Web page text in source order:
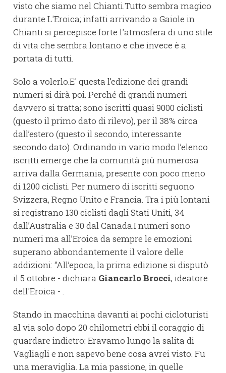
visto che siamo nel Chianti.Tutto sembra magico
durante L'Eroica; infatti arrivando a Gaiole in
Chianti si percepisce forte l'atmosfera di uno stile
di vita che sembra lontano e che invece è a
portata di tutti.
Solo a volerlo.E' questa l’edizione dei grandi
numeri si dirà poi. Perché di grandi numeri
davvero si tratta; sono iscritti quasi 9000 ciclisti
(questo il primo dato di rilevo), per il 38% circa
dall’estero (questo il secondo, interessante
secondo dato). Ordinando in vario modo l’elenco
iscritti emerge che la comunità più numerosa
arriva dalla Germania, presente con poco meno
di 1200 ciclisti. Per numero di iscritti seguono
Svizzera, Regno Unito e Francia. Tra i più lontani
si registrano 130 ciclisti dagli Stati Uniti, 34
dall’Australia e 30 dal Canada.I numeri sono
numeri ma all’Eroica da sempre le emozioni
superano abbondantemente il valore delle
addizioni: “All’epoca, la prima edizione si disputò
il 5 ottobre - dichiara Giancarlo Brocci, ideatore
dell'Eroica - .
Stando in macchina davanti ai pochi cicloturisti
al via solo dopo 20 chilometri ebbi il coraggio di
guardare indietro: Eravamo lungo la salita di
Vagliagli e non sapevo bene cosa avrei visto. Fu
una meraviglia. La mia passione, in quelle